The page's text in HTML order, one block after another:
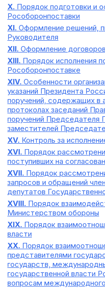
X. Порядок подготовки и
Рособоронпоставки
XI. Оформление решений,
Руководителя
XII. Оформление
XIII. Порядок исполнения
Рособоронпоставке
XIV. Особенности
указаний Президента
поручений, содержащих в
протоколах заседаний
поручений Председателя
заместителей
XV. Контроль за
XVI. Порядок
поступивших на
XVII. Порядок
запросов и обращений
депутатов
XVIII. Порядок
Министерством обороны
XIX. Порядок
власти
XX. Порядок
представителями
государств,
государственной власти
вопросам